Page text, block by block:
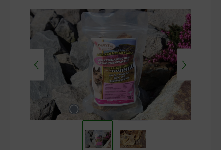
Bildergalerie überspringen